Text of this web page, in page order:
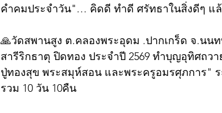
คำคมประจำวัน"… คิดดี ทำดี ศรัทธาในสิ่งดีๆ แ
🙏วัดสพานสูง ต.คลองพระอุดม .ปากเกร็ด จ.นน
สารีริกธาตุ ปิดทอง ประจำปี 2569 ทำบุญอุทิศถว
ปู่ทองสุข พระสมุห์สอน และพระครูอมรศุภการ" ร
รวม 10 วัน 10คืน